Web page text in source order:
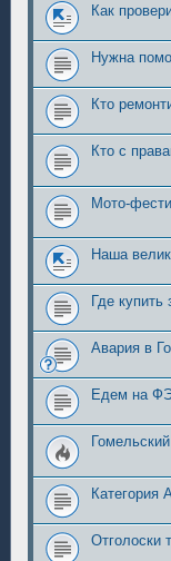
Как
Нужна
Кто
Кто с
Мото-
Наша
Где купить
Авария в
Едем на
Категория
Отголоски